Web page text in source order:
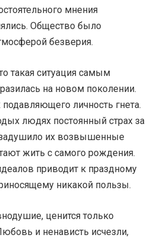
мнения
Общество было
безверия.
такая ситуация самым
на новом поколении.
личность гнета.
людях постоянный страх за
их возвышенные
жить с самого рождения.
приводит к праздному
никакой пользы.
ценится только
и ненависть исчезли,